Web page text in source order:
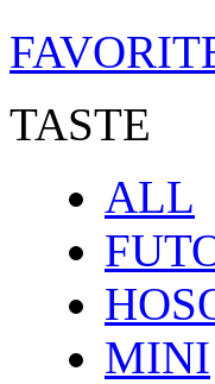
TASTE
ALL
MINI